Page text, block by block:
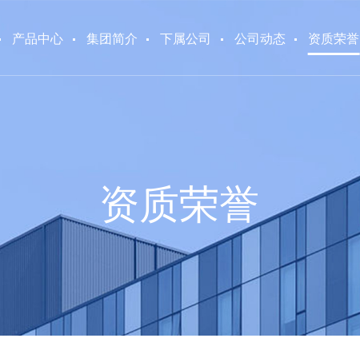
产品中心 集团简介 下属公司 公司动态 资质荣誉
资质荣誉